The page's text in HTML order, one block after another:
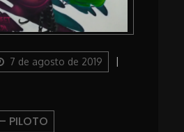
7 de agosto de 2019
PILOTO